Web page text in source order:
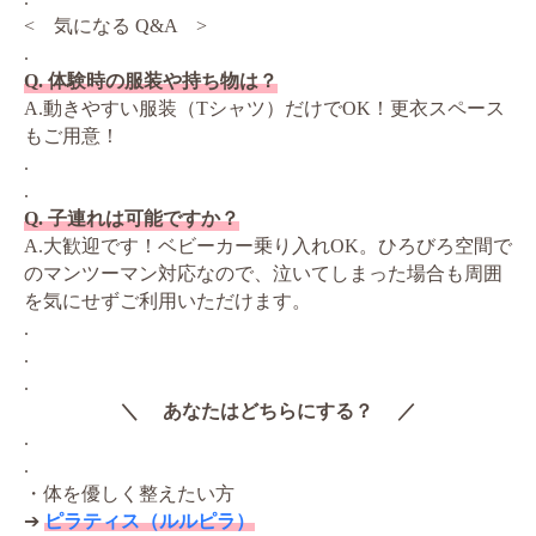
< 気になる Q&A >
.
Q. 体験時の服装や持ち物は？
A.動きやすい服装（Tシャツ）だけでOK！更衣スペース
もご用意！
.
.
Q. 子連れは可能ですか？
A.大歓迎です！ベビーカー乗り入れOK。ひろびろ空間で
のマンツーマン対応なので、泣いてしまった場合も周囲
を気にせずご利用いただけます。
.
.
.
＼ あなたはどちらにする？ ／
.
.
・体を優しく整えたい方
➔ ピラティス（ルルピラ）